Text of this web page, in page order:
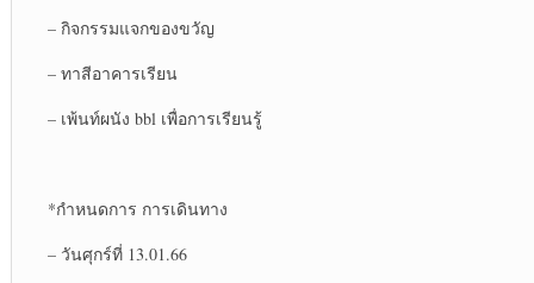
– กิจกรรม​แจกของขวัญ​
– ทาสีอาคารเรียน
– เพ้นท์ผนัง​ bbl เพื่อ​การ​เรียนรู้​
*กำหนดการ การเดินทาง
– วันศุก​ร์ที่​ 13.01.66